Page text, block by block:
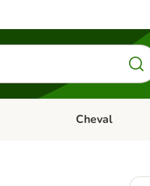
catégories: PoissonDérouler les
Cheval